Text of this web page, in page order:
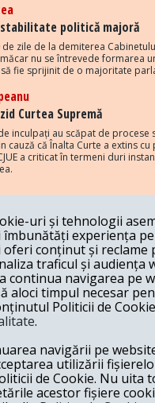
politică majoră
de zile de la demiterea
nu se întrevede formarea
să fie sprijinit de o majoritate
Curtea Supremă
inculpați au scăpat de procese
cauză că Înalta Curte a extins cu
a criticat în termeni duri
ale haosului politic
nu poate rezista cu retorica
poporului, care, de fapt,
privilegiilor și a averilor
de xenofobie din partea
în spațiul public sunt voci care
la adresa câte unui politician
mediatic, într-un anumit
uri și tehnologii
experiența
conținut și reclame
traficul și audiența
continua navigarea pe
aloci timpul necesar
Politicii de
.
navigării pe
utilizării
de Cookie. Nu uita
acestor fișiere